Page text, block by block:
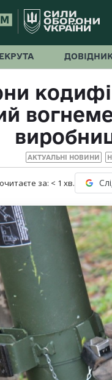
АКТУАЛЬНІ НОВИНИ
за: < 1 хв.